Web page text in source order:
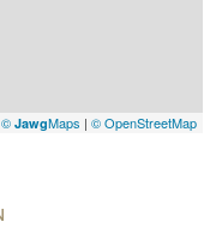
© JawgMaps | © OpenStreetMap